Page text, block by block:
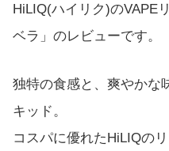
HiLIQ(ハイリク)のVAPE
ベラ」のレビューです。
独特の食感と、爽やかな
キッド。
コスパに優れたHiLIQの